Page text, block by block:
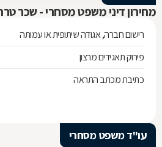
מחירון דיני משפט מסחרי - שכר
רישום חברה, אגודה שיתופית או עמותה
פירוק תאגידים מרצון
כתיבת מכתב התראה
עו"ד משפט מסחרי